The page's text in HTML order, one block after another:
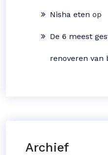
Nisha eten op
De 6 meest
renoveren van
Archief